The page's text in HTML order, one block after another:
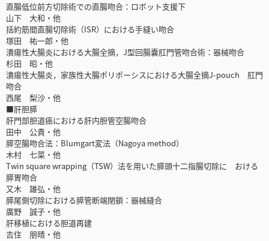
直腸低位前方切除術での直腸吻合：ロボット支援下
山下 大和・他
括約筋間直腸切除術（ISR）における手縫い吻合
塚田 祐一郎・他
潰瘍性大腸炎における大腸全摘，J型回腸嚢肛門管吻合術：器械吻合
杉田 昭・他
潰瘍性大腸炎，家族性大腸ポリポーシスにおける大腸全摘J-pouch 肛門
吻合
西尾 梨沙・他
■肝胆膵
肝門部胆道癌における肝内胆管空腸吻合
田中 公貴・他
膵空腸吻合法：Blumgart変法（Nagoya method）
木村 七菜・他
Twin square wrapping（TSW）法を用いた膵頭十二指腸切除に おける
膵胃吻合
又木 雄弘・他
膵尾側切除における膵管断端閉鎖：器械縫合
廣野 誠子・他
肝移植における胆道再建
吉住 朋晴・他